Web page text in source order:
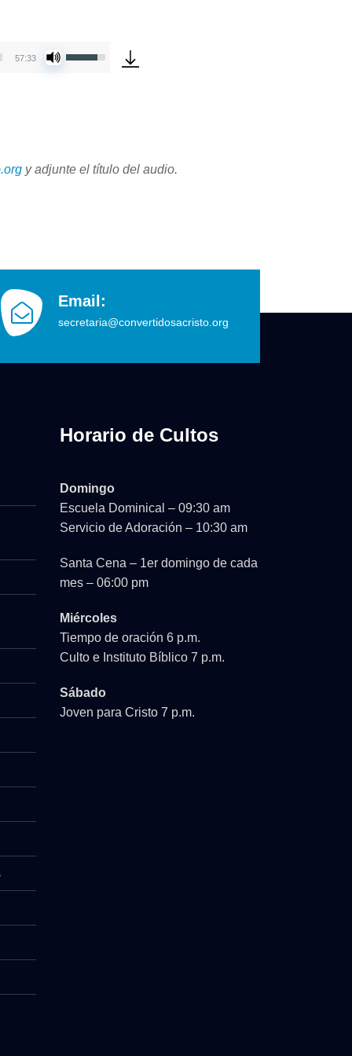
57:33
para
volumen.
y adjunte el título del audio.
Email:
secretaria@convertidosacristo.org
Horario de Cultos
Domingo
Escuela Dominical – 09:30 am
Servicio de Adoración – 10:30 am
Santa Cena – 1er domingo de cada
mes – 06:00 pm
Miércoles
Tiempo de oración 6 p.m.
Culto e Instituto Bíblico 7 p.m.
Sábado
Joven para Cristo 7 p.m.